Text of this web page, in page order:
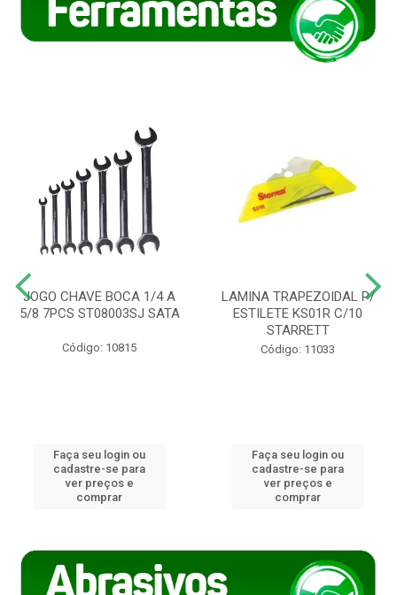
JOGO CHAVE BOCA 1/4 A
5/8 7PCS ST08003SJ SATA
Código: 10815
Faça seu login ou
cadastre-se para
ver preços e
comprar
LAMINA TRAPEZOIDAL P/
ESTILETE KS01R C/10
STARRETT
Código: 11033
Faça seu login ou
cadastre-se para
ver preços e
comprar